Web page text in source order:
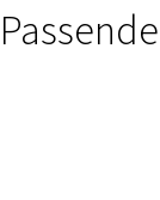
Passende